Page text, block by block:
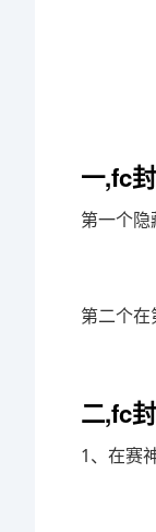
一,fc
第一个隐
第二个在
二,fc
1、在赛